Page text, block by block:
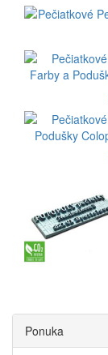
Ponuka